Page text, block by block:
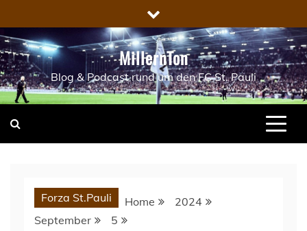
to
content
MillernTon
Blog & Podcast rund um den FC St. Pauli
Forza St.Pauli Home
2024
September
5